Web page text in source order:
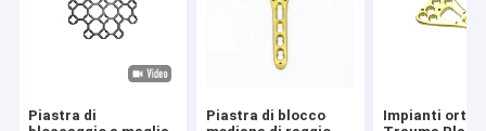
Piastra di
Piastra di blocco
Impianti